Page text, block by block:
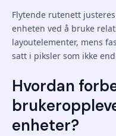
Flytende rutenett
enheten ved å bruke
layoutelementer, mens
satt i piksler som ikke
Hvordan
enheter?